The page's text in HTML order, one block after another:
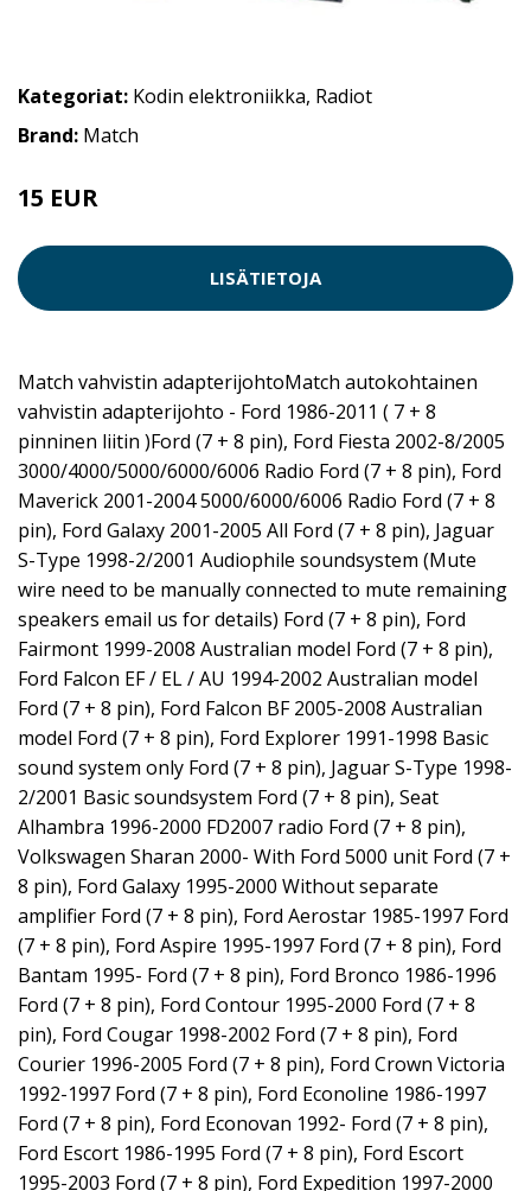
Kategoriat: Kodin elektroniikka, Radiot
Brand: Match
15 EUR
LISÄTIETOJA
Match vahvistin adapterijohtoMatch autokohtainen
vahvistin adapterijohto - Ford 1986-2011 ( 7 + 8
pinninen liitin )Ford (7 + 8 pin), Ford Fiesta 2002-8/2005
3000/4000/5000/6000/6006 Radio Ford (7 + 8 pin), Ford
Maverick 2001-2004 5000/6000/6006 Radio Ford (7 + 8
pin), Ford Galaxy 2001-2005 All Ford (7 + 8 pin), Jaguar
S-Type 1998-2/2001 Audiophile soundsystem (Mute
wire need to be manually connected to mute remaining
speakers email us for details) Ford (7 + 8 pin), Ford
Fairmont 1999-2008 Australian model Ford (7 + 8 pin),
Ford Falcon EF / EL / AU 1994-2002 Australian model
Ford (7 + 8 pin), Ford Falcon BF 2005-2008 Australian
model Ford (7 + 8 pin), Ford Explorer 1991-1998 Basic
sound system only Ford (7 + 8 pin), Jaguar S-Type 1998-
2/2001 Basic soundsystem Ford (7 + 8 pin), Seat
Alhambra 1996-2000 FD2007 radio Ford (7 + 8 pin),
Volkswagen Sharan 2000- With Ford 5000 unit Ford (7 +
8 pin), Ford Galaxy 1995-2000 Without separate
amplifier Ford (7 + 8 pin), Ford Aerostar 1985-1997 Ford
(7 + 8 pin), Ford Aspire 1995-1997 Ford (7 + 8 pin), Ford
Bantam 1995- Ford (7 + 8 pin), Ford Bronco 1986-1996
Ford (7 + 8 pin), Ford Contour 1995-2000 Ford (7 + 8
pin), Ford Cougar 1998-2002 Ford (7 + 8 pin), Ford
Courier 1996-2005 Ford (7 + 8 pin), Ford Crown Victoria
1992-1997 Ford (7 + 8 pin), Ford Econoline 1986-1997
Ford (7 + 8 pin), Ford Econovan 1992- Ford (7 + 8 pin),
Ford Escort 1986-1995 Ford (7 + 8 pin), Ford Escort
1995-2003 Ford (7 + 8 pin), Ford Expedition 1997-2000